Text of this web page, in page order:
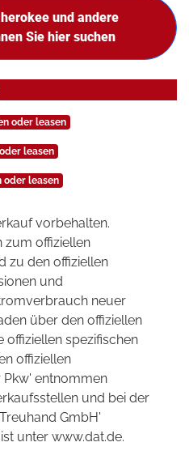
und andere
Sie hier suchen
oder leasen
leasen
oder leasen
vorbehalten.
zum offiziellen
zu den offiziellen
und
neuer
über den offiziellen
offiziellen spezifischen
offiziellen
entnommen
und bei der
GmbH'
unter www.dat.de.